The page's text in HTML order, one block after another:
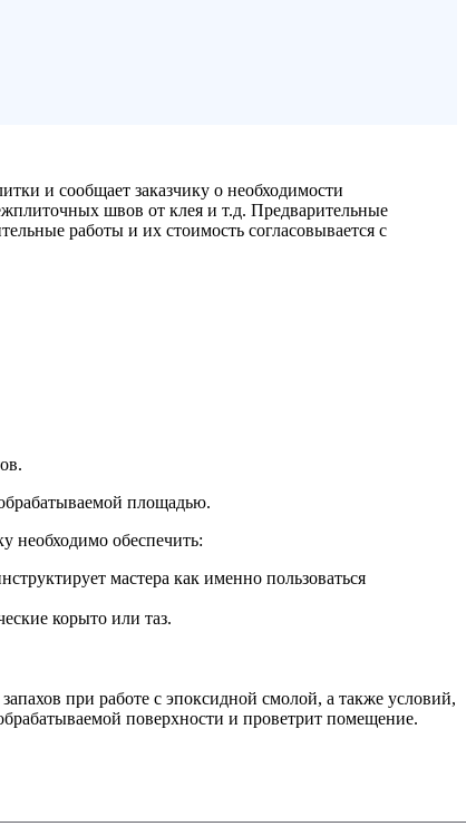
и сообщает заказчику о необходимости
швов от клея и т.д. Предварительные
работы и их стоимость согласовывается с
площадью.
необходимо обеспечить:
мастера как именно пользоваться
корыто или таз.
при работе с эпоксидной смолой, а также условий,
поверхности и проветрит помещение.